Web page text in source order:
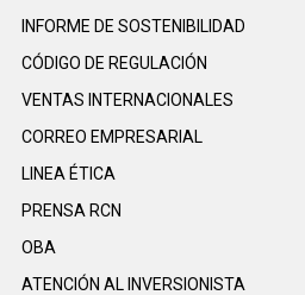
INFORME DE SOSTENIBILIDAD
CÓDIGO DE REGULACIÓN
VENTAS INTERNACIONALES
CORREO EMPRESARIAL
LINEA ÉTICA
PRENSA RCN
OBA
ATENCIÓN AL INVERSIONISTA